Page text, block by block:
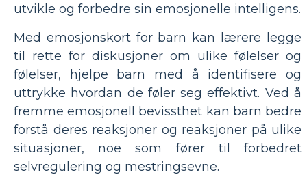
utvikle og forbedre sin emosjonelle intelligens.
Med emosjonskort for barn kan lærere legge
til rette for diskusjoner om ulike følelser og
følelser, hjelpe barn med å identifisere og
uttrykke hvordan de føler seg effektivt. Ved å
fremme emosjonell bevissthet kan barn bedre
forstå deres reaksjoner og reaksjoner på ulike
situasjoner, noe som fører til forbedret
selvregulering og mestringsevne.